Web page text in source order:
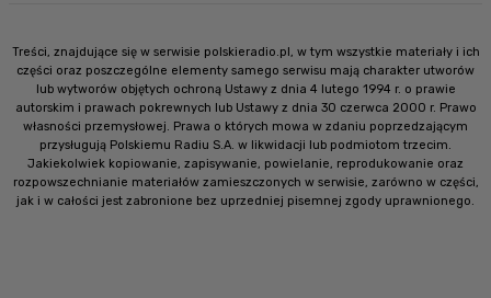
Treści, znajdujące się w serwisie polskieradio.pl, w tym wszystkie materiały i ich
części oraz poszczególne elementy samego serwisu mają charakter utworów
lub wytworów objętych ochroną Ustawy z dnia 4 lutego 1994 r. o prawie
autorskim i prawach pokrewnych lub Ustawy z dnia 30 czerwca 2000 r. Prawo
własności przemysłowej. Prawa o których mowa w zdaniu poprzedzającym
przysługują Polskiemu Radiu S.A. w likwidacji lub podmiotom trzecim.
Jakiekolwiek kopiowanie, zapisywanie, powielanie, reprodukowanie oraz
rozpowszechnianie materiałów zamieszczonych w serwisie, zarówno w części,
jak i w całości jest zabronione bez uprzedniej pisemnej zgody uprawnionego.